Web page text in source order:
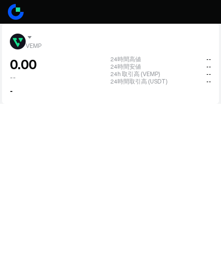
VEMP
0.00
--
-
24時間高値
--
24時間安値
--
24h 取引高 (VEMP)
--
24時間取引高 (USDT)
--